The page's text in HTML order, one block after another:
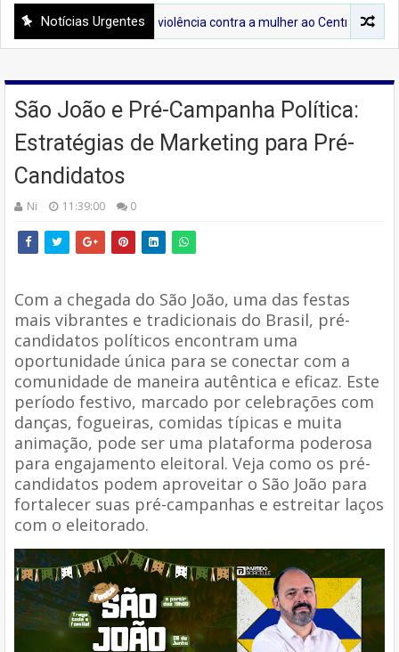
Notícias Urgentes
o combate à violência contra a mulher ao Centro de Abastecimento
São João e Pré-Campanha Política:
Estratégias de Marketing para Pré-
Candidatos
Ni 11:39:00 0
Com a chegada do São João, uma das festas
mais vibrantes e tradicionais do Brasil, pré-
candidatos políticos encontram uma
oportunidade única para se conectar com a
comunidade de maneira autêntica e eficaz. Este
período festivo, marcado por celebrações com
danças, fogueiras, comidas típicas e muita
animação, pode ser uma plataforma poderosa
para engajamento eleitoral. Veja como os pré-
candidatos podem aproveitar o São João para
fortalecer suas pré-campanhas e estreitar laços
com o eleitorado.